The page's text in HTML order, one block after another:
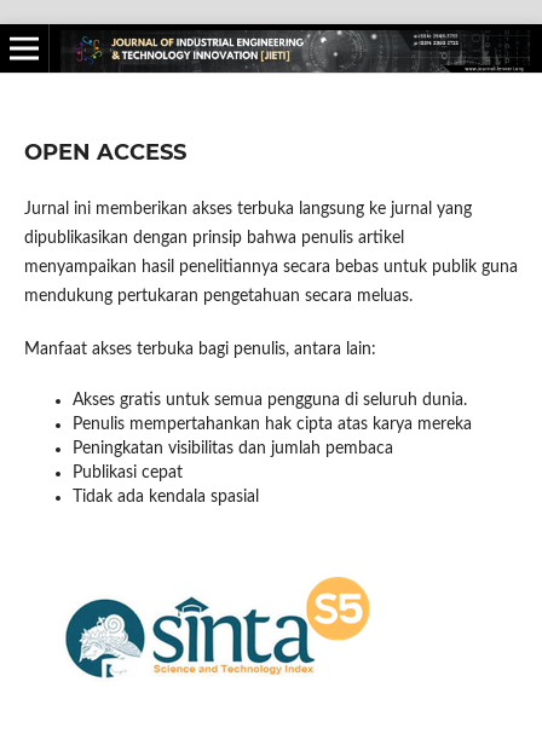
OPEN ACCESS
Jurnal ini memberikan akses terbuka langsung ke jurnal yang
dipublikasikan dengan prinsip bahwa penulis artikel
menyampaikan hasil penelitiannya secara bebas untuk publik guna
mendukung pertukaran pengetahuan secara meluas.
Manfaat akses terbuka bagi penulis, antara lain:
Akses gratis untuk semua pengguna di seluruh dunia.
Penulis mempertahankan hak cipta atas karya mereka
Peningkatan visibilitas dan jumlah pembaca
Publikasi cepat
Tidak ada kendala spasial